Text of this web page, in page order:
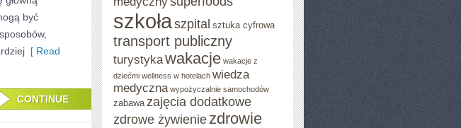
NALEWKI
być
[ Read
CONTINUE
szkołaszpital sztuka cyfrowa
transport publiczny
turystykawakacje wakacje z
dziećmi wellness w hotelach wiedza
medyczna wypożyczalnie samochodów
zabawa zajęcia dodatkowe
zdrowe żywienie zdrowie